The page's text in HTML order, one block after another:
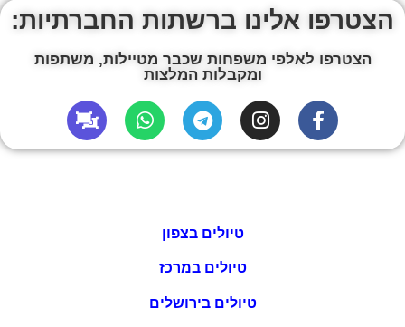
הצטרפו אלינו ברשתות החברתיות:
הצטרפו לאלפי משפחות שכבר מטיילות, משתפות
ומקבלות המלצות
טיולים בצפון
טיולים במרכז
טיולים בירושלים